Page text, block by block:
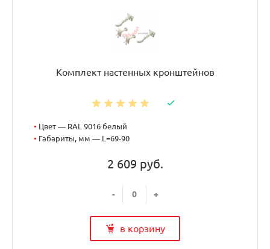
Комплект настенных кронштейнов
• Цвет — RAL 9016 белый
• Габариты, мм — L=69-90
2 609 руб.
- +
в корзину